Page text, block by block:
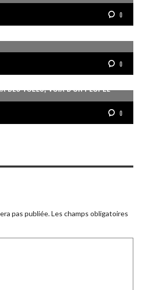
0
L’OBJECTIF EST DE PRODUIRE DU
0
DES YOLES, VOIX D’UN PEUPLE
0
pas publiée.Les champs obligatoires